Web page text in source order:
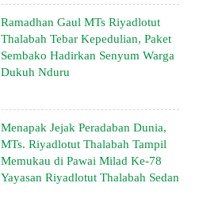
Ramadhan Gaul MTs Riyadlotut
Thalabah Tebar Kepedulian, Paket
Sembako Hadirkan Senyum Warga
Dukuh Nduru
Menapak Jejak Peradaban Dunia,
MTs. Riyadlotut Thalabah Tampil
Memukau di Pawai Milad Ke-78
Yayasan Riyadlotut Thalabah Sedan